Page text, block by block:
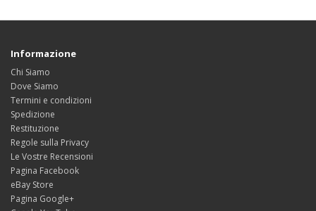
Informazione
Chi Siamo
Dove Siamo
Termini e condizioni
Spedizione
Restituzione
Regole sulla Privacy
Le Vostre Recensioni
Pagina Facebook
eBay Store
Pagina Google+